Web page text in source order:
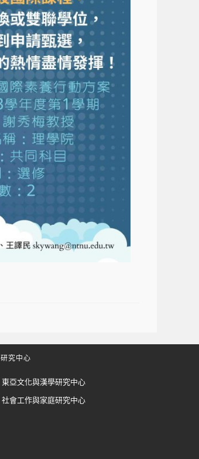
研究中心
東亞文化與漢學研究中心
社會工作與家庭研究中心